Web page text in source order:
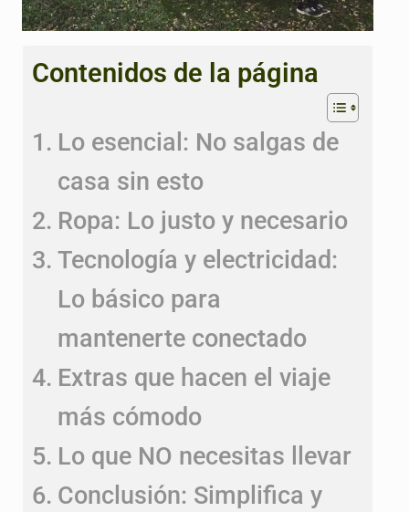
Contenidos de la página
Lo esencial: No salgas de
casa sin esto
Ropa: Lo justo y necesario
Tecnología y electricidad:
Lo básico para
mantenerte conectado
Extras que hacen el viaje
más cómodo
Lo que NO necesitas llevar
Conclusión: Simplifica y